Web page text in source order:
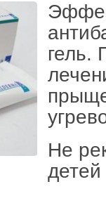
гель.
Не